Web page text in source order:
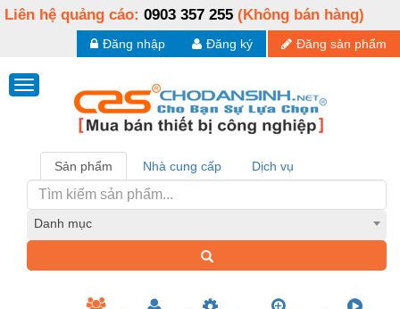
Liên hệ quảng cáo: 0903 357 255 (Không bán hàng)
Đăng sản phẩm
Đăng ký
Đăng nhập
Sản phẩm Nhà cung cấp Dịch vụ
Danh mục